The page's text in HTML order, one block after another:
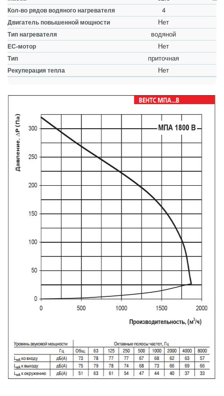
Кол-во рядов водяного нагревателя 4
Двигатель повышенной мощности Нет
Тип нагревателя водяной
ЕС-мотор Нет
Тип приточная
Рекуперация тепла Нет